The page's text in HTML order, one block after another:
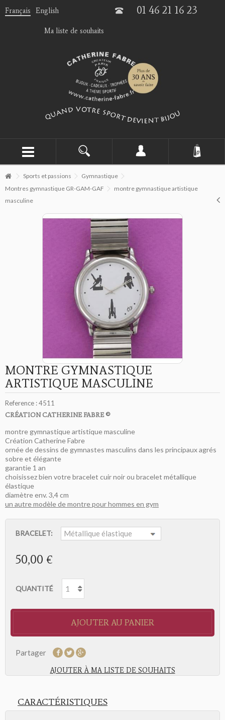
Français English 01 46 21 16 23
Ma liste de souhaits
Sports et passions
Gymnastique
Montres gymnastique GR-GAM-GAF
montre gymnastique artistique
masculine
MONTRE GYMNASTIQUE
ARTISTIQUE MASCULINE
Reference :4511
CRÉATION CATHERINE FABRE ©
montre gymnastique artistique masculine
Création Catherine Fabre
ornée de dessins de gymnastes masculins dans les principaux agrés
sobre et élégante
garantie 1 an
choisissez bien votre bracelet cuir noir ou bracelet métallique
élastique
diamètre env. 3,4 cm
un autre modèle de montre pour hommes en gym
BRACELET:
50,00 €
QUANTITÉ
AJOUTER AU PANIER
Partager
AJOUTER À MA LISTE DE SOUHAITS
CARACTÉRISTIQUES